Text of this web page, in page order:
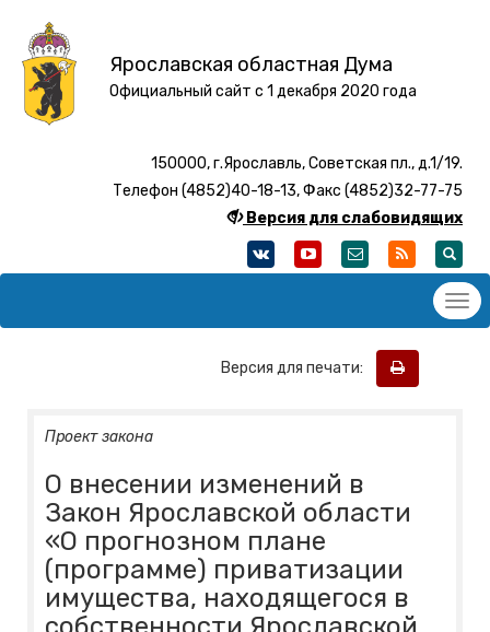
Ярославская областная Дума
Официальный сайт с 1 декабря 2020 года
150000, г.Ярославль, Советская пл., д.1/19.
Телефон (4852)40-18-13, Факс (4852)32-77-75
Версия для слабовидящих
Версия для печати:
Проект закона
О внесении изменений в
Закон Ярославской области
«О прогнозном плане
(программе) приватизации
имущества, находящегося в